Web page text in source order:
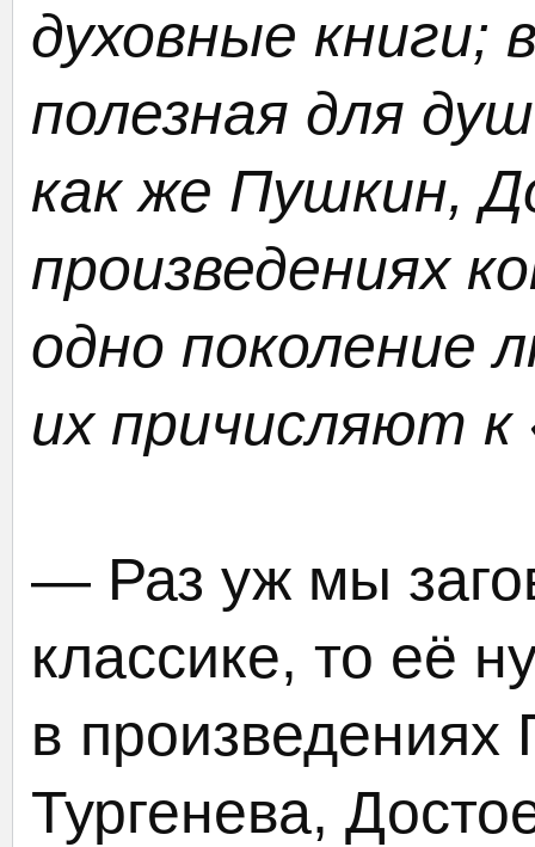
духовные книги;
полезная для
как же Пушкин,
произведениях
одно поколение
их причисляют
— Раз уж мы
классике, то её
в
Тургенева,